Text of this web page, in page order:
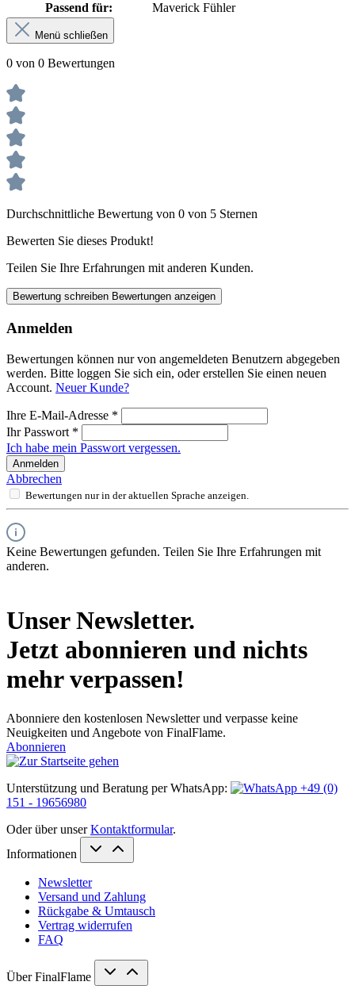
Passend für:
Maverick Fühler
Menü schließen
0 von 0 Bewertungen
Durchschnittliche Bewertung von 0 von 5 Sternen
Bewerten Sie dieses Produkt!
Teilen Sie Ihre Erfahrungen mit anderen Kunden.
Bewertung schreiben Bewertungen anzeigen
Anmelden
Bewertungen können nur von angemeldeten Benutzern abgegeben
werden. Bitte loggen Sie sich ein, oder erstellen Sie einen neuen
Account. Neuer Kunde?
Ihre E-Mail-Adresse *
Ihr Passwort *
Ich habe mein Passwort vergessen.
Anmelden
Abbrechen
Bewertungen nur in der aktuellen Sprache anzeigen.
Keine Bewertungen gefunden. Teilen Sie Ihre Erfahrungen mit
anderen.
Unser Newsletter.
Jetzt abonnieren und nichts
mehr verpassen!
Abonniere den kostenlosen Newsletter und verpasse keine
Neuigkeiten und Angebote von FinalFlame.
Abonnieren
Unterstützung und Beratung per WhatsApp:
+49 (0)
151 - 19656980
Oder über unserKontaktformular.
Informationen
Newsletter
Versand und Zahlung
Rückgabe & Umtausch
Vertrag widerrufen
FAQ
Über FinalFlame